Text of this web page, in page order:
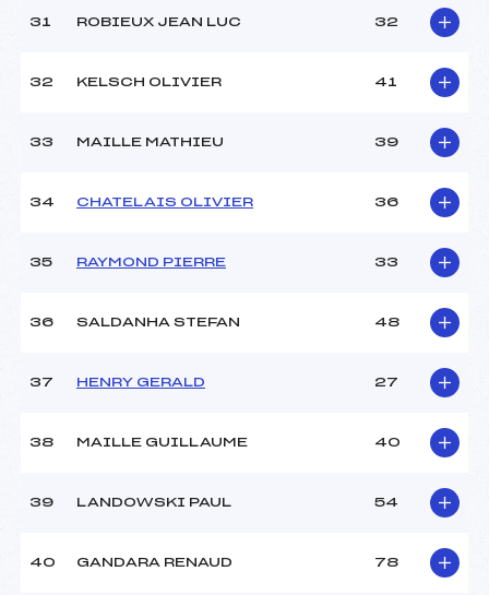
31 ROBIEUX JEAN LUC 32
32 KELSCH OLIVIER 41
33 MAILLE MATHIEU 39
34 CHATELAIS OLIVIER 36
35 RAYMOND PIERRE 33
36 SALDANHA STEFAN 48
37 HENRY GERALD 27
38 MAILLE GUILLAUME 40
39 LANDOWSKI PAUL 54
40 GANDARA RENAUD 78